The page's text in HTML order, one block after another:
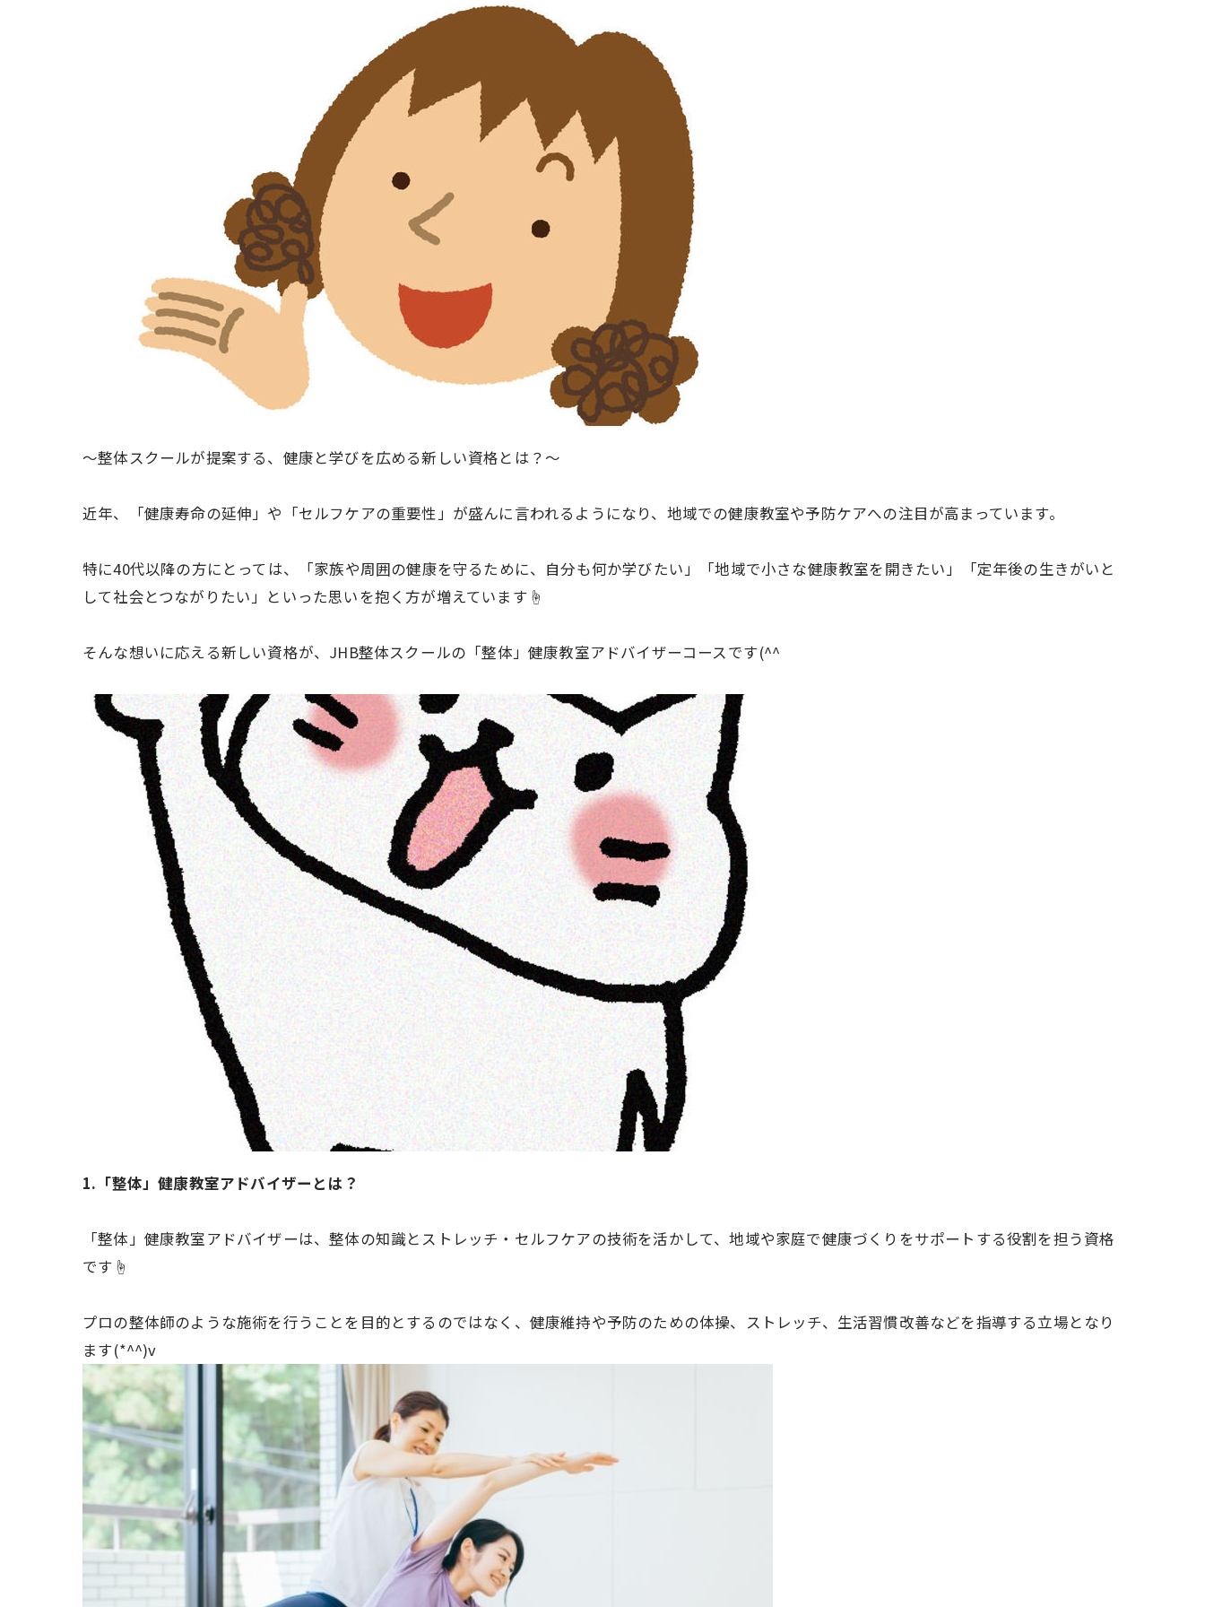
～整体スクールが提案する、健康と学びを広める新しい資格とは？～
近年、「健康寿命の延伸」や「セルフケアの重要性」が盛んに言われるようになり、地域での健康教室や予防ケアへの注目が高まっています。
特に40代以降の方にとっては、「家族や周囲の健康を守るために、自分も何か学びたい」「地域で小さな健康教室を開きたい」「定年後の生きがいと
して社会とつながりたい」といった思いを抱く方が増えています☝
そんな想いに応える新しい資格が、JHB整体スクールの「整体」健康教室アドバイザーコースです(^^
1.「整体」健康教室アドバイザーとは？
「整体」健康教室アドバイザーは、整体の知識とストレッチ・セルフケアの技術を活かして、地域や家庭で健康づくりをサポートする役割を担う資格
です☝
プロの整体師のような施術を行うことを目的とするのではなく、健康維持や予防のための体操、ストレッチ、生活習慣改善などを指導する立場となり
ます(*^^)v
資料請求・お問い合わせ